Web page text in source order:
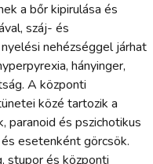
a bőr kipirulása és
száj- és
nehézséggel járhat
hányinger,
A központi
közé tartozik a
paranoid és pszichotikus
esetenként görcsök.
stupor és központi